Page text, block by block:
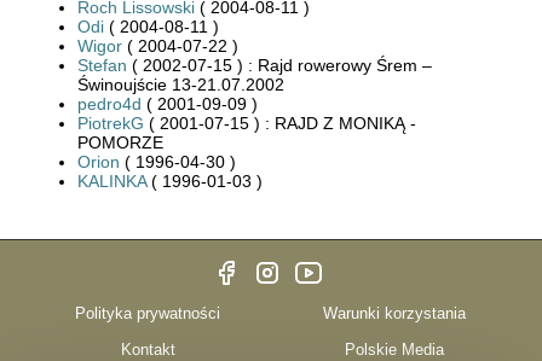
Roch Lissowski ( 2004-08-11 )
Odi ( 2004-08-11 )
Wigor ( 2004-07-22 )
Stefan ( 2002-07-15 ) : Rajd rowerowy Śrem –
Świnoujście 13-21.07.2002
pedro4d ( 2001-09-09 )
PiotrekG ( 2001-07-15 ) : RAJD Z MONIKĄ -
POMORZE
Orion ( 1996-04-30 )
KALINKA( 1996-01-03 )
Polityka prywatności
Warunki korzystania
Kontakt
Polskie Media